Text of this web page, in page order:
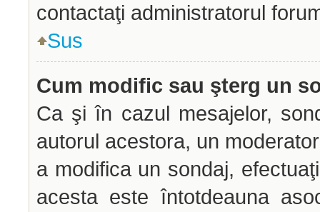
contactaţi administratorul
Sus
Cum modific sau şterg un
Ca şi în cazul mesajelor,
autorul acestora, un
a modifica un sondaj,
acesta este întotdeauna